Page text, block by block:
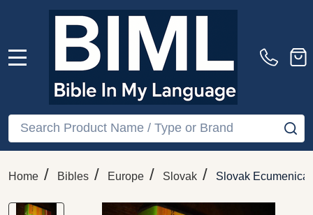
Search
Home / Bibles / Europe / Slovak / Slovak